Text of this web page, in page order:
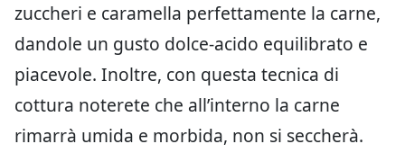
zuccheri e caramella perfettamente la carne,
dandole un gusto dolce-acido equilibrato e
piacevole. Inoltre, con questa tecnica di
cottura noterete che all’interno la carne
rimarrà umida e morbida, non si seccherà.